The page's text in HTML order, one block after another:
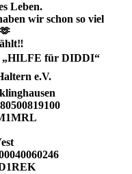
Leben.
wir schon so viel
für DIDDI“
e.V.